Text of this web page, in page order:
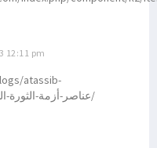
12:11 pm
atassib-
ar/2019/05/12/عناصر-أزمة-الثورة-السورية-وبعض-الحلول/